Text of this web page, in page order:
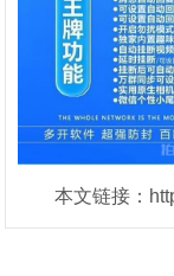
本文链接：